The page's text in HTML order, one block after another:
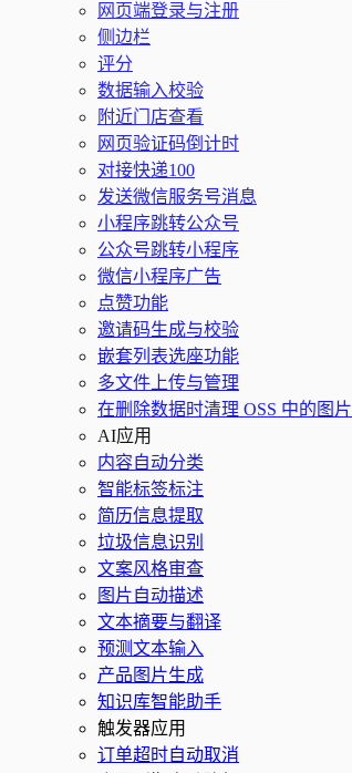
网页端登录与注册
侧边栏
评分
数据输入校验
附近门店查看
网页验证码倒计时
对接快递100
发送微信服务号消息
小程序跳转公众号
公众号跳转小程序
微信小程序广告
点赞功能
邀请码生成与校验
嵌套列表选座功能
多文件上传与管理
在删除数据时清理 OSS 中的图片
AI应用
内容自动分类
智能标签标注
简历信息提取
垃圾信息识别
文案风格审查
图片自动描述
文本摘要与翻译
预测文本输入
产品图片生成
知识库智能助手
触发器应用
订单超时自动取消